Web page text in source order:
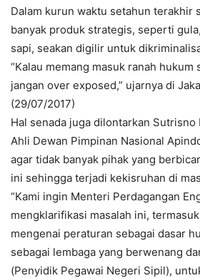
Dalam kurun waktu setahun terakhir
banyak produk strategis, seperti
sapi, seakan digilir untuk
“Kalau memang masuk ranah
jangan over exposed,” ujarnya di
(29/07/2017)
Hal senada juga dilontarkan
Ahli Dewan Pimpinan Nasional
agar tidak banyak pihak yang
ini sehingga terjadi kekisruhan di
“Kami ingin Menteri Perdagangan
mengklarifikasi masalah ini,
mengenai peraturan sebagai dasar
sebagai lembaga yang berwenang
(Penyidik Pegawai Negeri Sipil),